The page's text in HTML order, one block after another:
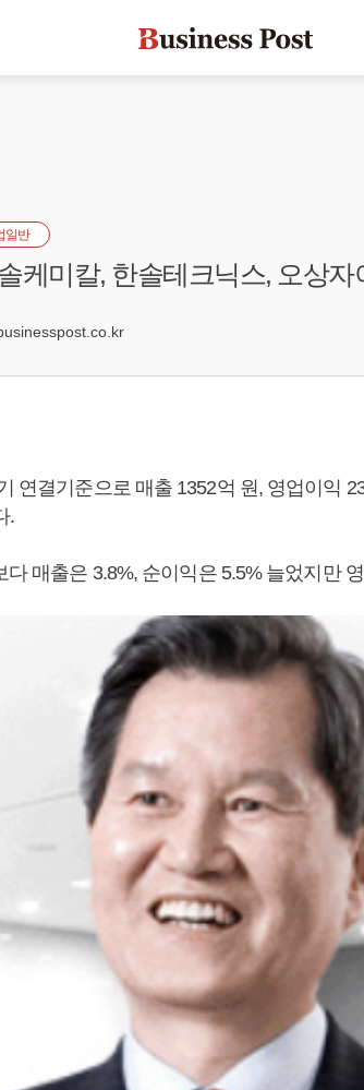
일반
케미칼, 한솔테크닉스, 오상자
연결기준으로 매출 1352억 원, 영업이익
.
다 매출은 3.8%, 순이익은 5.5% 늘었지만